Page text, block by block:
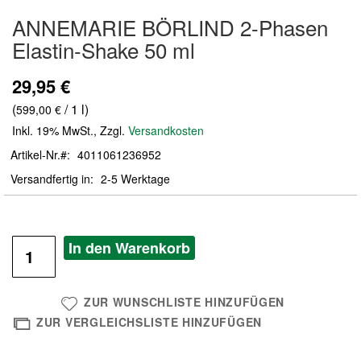
Anfang
der
Bildergalerie
ANNEMARIE BÖRLIND 2-Phasen
Elastin-Shake 50 ml
29,95 €
(599,00 € / 1 l)
Inkl. 19% MwSt., Zzgl. Versandkosten
Artikel-Nr.
4011061236952
Versandfertig in
2-5 Werktage
In den Warenkorb
ZUR WUNSCHLISTE HINZUFÜGEN
ZUR VERGLEICHSLISTE HINZUFÜGEN